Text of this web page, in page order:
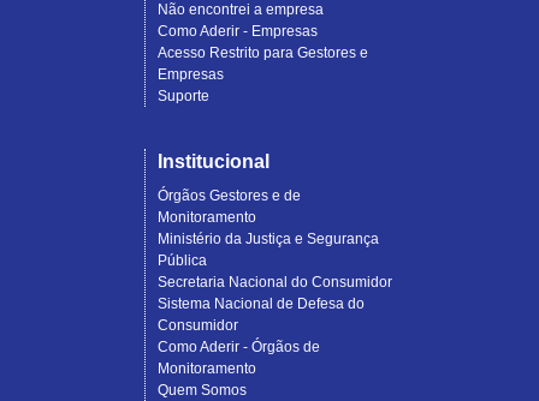
Não encontrei a empresa
Como Aderir - Empresas
Acesso Restrito para Gestores e
Empresas
Suporte
Institucional
Órgãos Gestores e de
Monitoramento
Ministério da Justiça e Segurança
Pública
Secretaria Nacional do Consumidor
Sistema Nacional de Defesa do
Consumidor
Como Aderir - Órgãos de
Monitoramento
Quem Somos